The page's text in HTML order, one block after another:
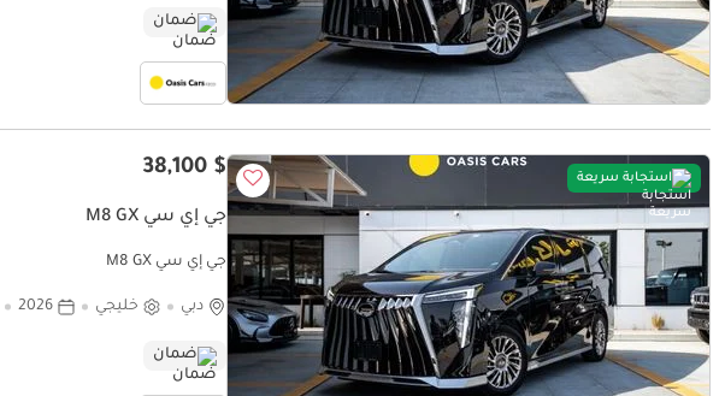
ضمان
استجابة سريعة $ 38,100
جي إي سي M8 GX
جي إي سي M8 GX
دبي خليجي 2026
ضمان